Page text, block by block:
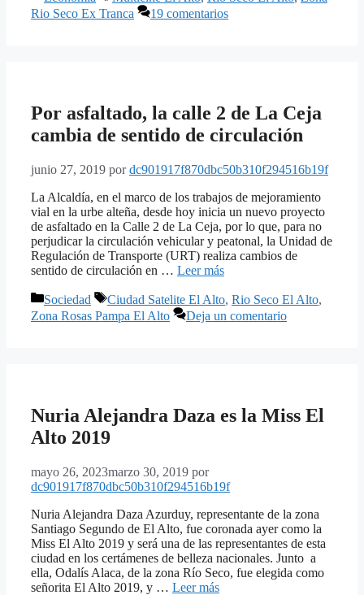
Rio Seco Ex Tranca
19 comentarios
Por asfaltado, la calle 2 de La Ceja
cambia de sentido de circulación
junio 27, 2019 pordc901917f870dbc50b310f294516b19f
La Alcaldía, en el marco de los trabajos de mejoramiento
vial en la urbe alteña, desde hoy inicia un nuevo proyecto
de asfaltado en la Calle 2 de La Ceja, por lo que, para no
perjudicar la circulación vehicular y peatonal, la Unidad de
Regulación de Transporte (URT) realiza cambios de
sentido de circulación en … Leer más
Categorías
Sociedad Etiquetas
Ciudad Satelite El Alto, Rio Seco El Alto,
Zona Rosas Pampa El Alto
Deja un comentario
Nuria Alejandra Daza es la Miss El
Alto 2019
mayo 26, 2023marzo 30, 2019 por
dc901917f870dbc50b310f294516b19f
Nuria Alejandra Daza Azurduy, representante de la zona
Santiago Segundo de El Alto, fue coronada ayer como la
Miss El Alto 2019 y será una de las representantes de esta
ciudad en los certámenes de belleza nacionales. Junto a
ella, Odalís Alaca, de la zona Río Seco, fue elegida como
señorita El Alto 2019, y … Leer más